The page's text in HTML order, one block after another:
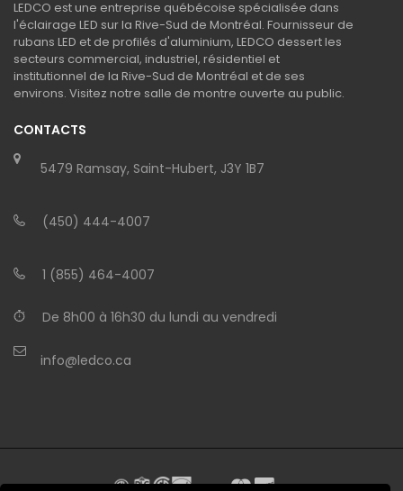
LEDCO est une entreprise québécoise spécialisée dans
l'éclairage LED sur la Rive-Sud de Montréal. Fournisseur de
rubans LED et de profilés d'aluminium, LEDCO dessert les
secteurs commercial, industriel, résidentiel et
institutionnel de la Rive-Sud de Montréal et de ses
environs. Visitez notre salle de montre ouverte au public.
CONTACTS
5479 Ramsay, Saint-Hubert, J3Y 1B7
(450) 444-4007
1 (855) 464-4007
De 8h00 à 16h30 du lundi au vendredi
info@ledco.ca